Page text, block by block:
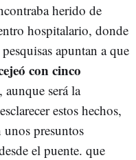
herido de
hospitalario, donde
apuntan a que
con cinco
aunque será la
estos hechos,
presuntos
el puente. que